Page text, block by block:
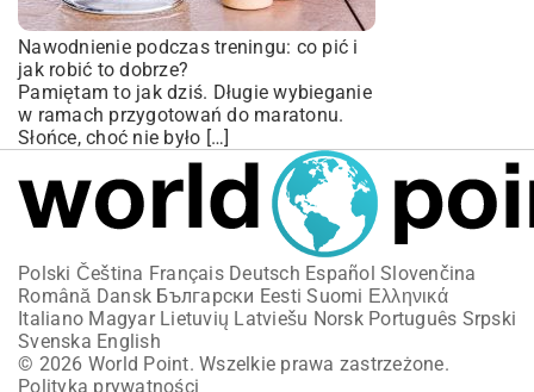
Nawodnienie podczas treningu: co pić i
jak robić to dobrze?
Pamiętam to jak dziś. Długie wybieganie
w ramach przygotowań do maratonu.
Słońce, choć nie było […]
Polski Čeština Français Deutsch Español Slovenčina
Română Dansk Български Eesti Suomi Ελληνικά
Italiano Magyar Lietuvių Latviešu Norsk Português Srpski
Svenska English
© 2026 World Point. Wszelkie prawa zastrzeżone.
Polityka prywatności